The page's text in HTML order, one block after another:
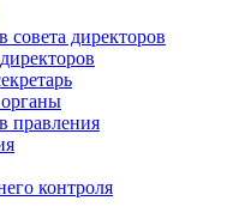
совета директоров
правления
контроля